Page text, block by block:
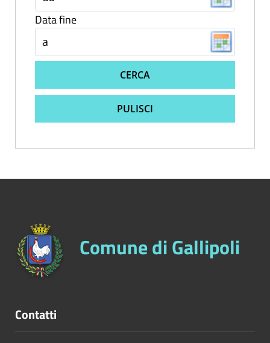
Data fine
CERCA
PULISCI
Comune di Gallipoli
Contatti